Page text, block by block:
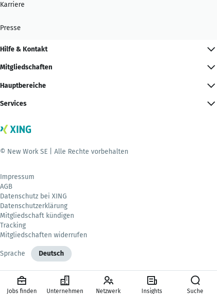
Karriere
Presse
Hilfe & Kontakt
Mitgliedschaften
Hauptbereiche
Services
© New Work SE | Alle Rechte vorbehalten
Impressum
AGB
Datenschutz bei XING
Datenschutzerklärung
Mitgliedschaft kündigen
Tracking
Mitgliedschaften widerrufen
Sprache Deutsch
Jobs finden Unternehmen Netzwerk Insights Suche